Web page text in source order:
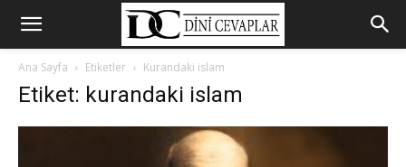
Ana Sayfa Etiketler Kurandaki islam
Etiket: kurandaki islam